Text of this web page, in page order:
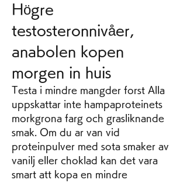
Högre
testosteronnivåer,
anabolen kopen
morgen in huis
Testa i mindre mangder forst Alla
uppskattar inte hampaproteinets
morkgrona farg och grasliknande
smak. Om du ar van vid
proteinpulver med sota smaker av
vanilj eller choklad kan det vara
smart att kopa en mindre